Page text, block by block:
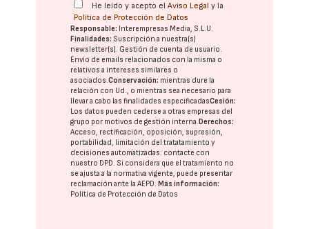
He leído y acepto elAviso Legal y la
Política de Protección de Datos
Responsable: Interempresas Media, S.L.U.
Finalidades: Suscripción a nuestra(s)
newsletter(s). Gestión de cuenta de usuario.
Envío de emails relacionados con la misma o
relativos a intereses similares o
asociados.Conservación: mientras dure la
relación con Ud., o mientras sea necesario para
llevar a cabo las finalidades especificadasCesión:
Los datos pueden cederse a otras empresas del
grupo por motivos de gestión interna. Derechos:
Acceso, rectificación, oposición, supresión,
portabilidad, limitación del tratatamiento y
decisiones automatizadas: contacte con
nuestro DPD. Si considera que el tratamiento no
se ajusta a la normativa vigente, puede presentar
reclamación ante laAEPD. Más información:
Política de Protección de Datos